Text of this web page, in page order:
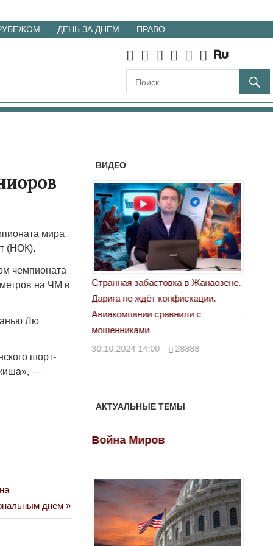
ДЕНЬ ЗА ДНЕМ ПРАВО
мира
(НОК).
чемпионата
на ЧМ в
Лю
шорт-
—
днем
ВИДЕО
в Жанаозене.
конфискации.
«Новый Казахстан не говорит всей
правды»
29.10.2024 09:00 39623
АКТУАЛЬНЫЕ ТЕМЫ
Война Миров